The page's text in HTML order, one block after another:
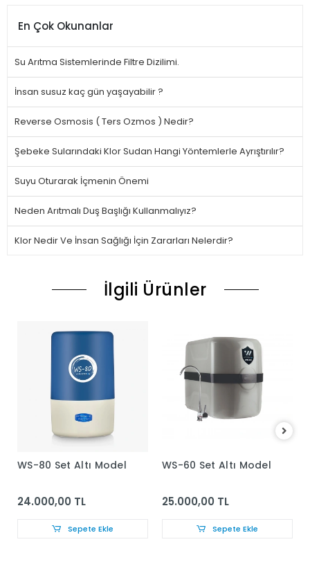
En Çok Okunanlar
Su Arıtma Sistemlerinde Filtre Dizilimi.
İnsan susuz kaç gün yaşayabilir ?
Reverse Osmosis ( Ters Ozmos ) Nedir?
Şebeke Sularındaki Klor Sudan Hangi Yöntemlerle Ayrıştırılır?
Suyu Oturarak İçmenin Önemi
Neden Arıtmalı Duş Başlığı Kullanmalıyız?
Klor Nedir Ve İnsan Sağlığı İçin Zararları Nelerdir?
İlgili Ürünler
WS-80 Set Altı Model
24.000,00 TL
Sepete Ekle
WS-60 Set Altı Model
25.000,00 TL
Sepete Ekle